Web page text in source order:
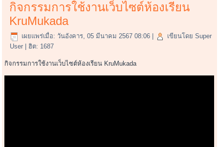
กิจกรรมการใช้งานเว็บไซต์ห้องเรียน
KruMukada
เผยแพร่เมื่อ: วันอังคาร, 05 มีนาคม 2567 08:06
เขียนโดย Super
User | ฮิต: 1687
กิจกรรมการใช้งานเว็บไซต์ห้องเรียน KruMukada